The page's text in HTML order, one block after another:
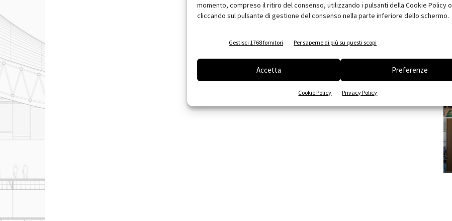
momento, compreso il ritiro del consenso, utilizzando i pulsanti della Cookie Policy o
cliccando sul pulsante di gestione del consenso nella parte inferiore dello schermo.
Gestisci 1768 fornitori Per saperne di più su questi scopi
Accetta Preferenze
Cookie Policy Privacy Policy